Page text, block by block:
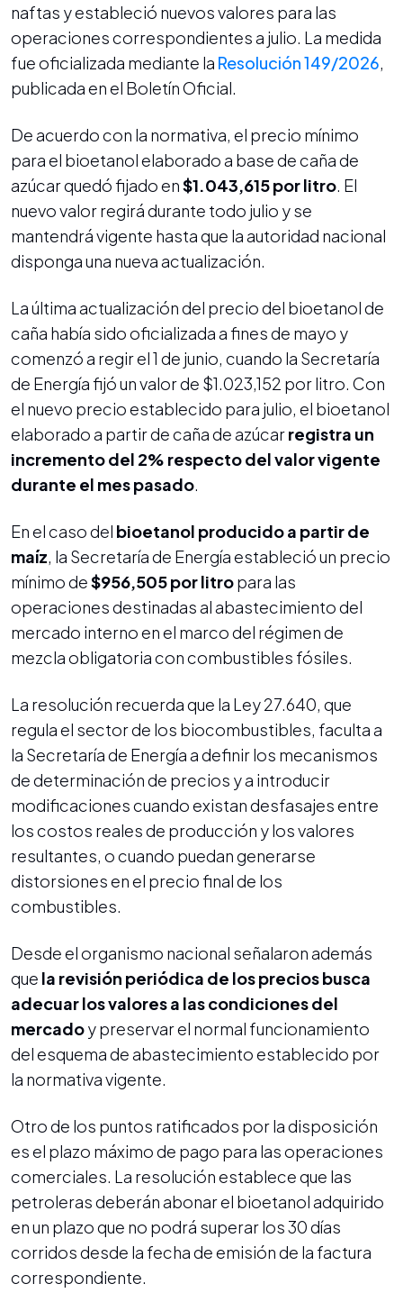
naftas y estableció nuevos valores para las
operaciones correspondientes a julio. La medida
fue oficializada mediante la Resolución 149/2026,
publicada en el Boletín Oficial.
De acuerdo con la normativa, el precio mínimo
para el bioetanol elaborado a base de caña de
azúcar quedó fijado en$1.043,615 por litro. El
nuevo valor regirá durante todo julio y se
mantendrá vigente hasta que la autoridad nacional
disponga una nueva actualización.
La última actualización del precio del bioetanol de
caña había sido oficializada a fines de mayo y
comenzó a regir el 1 de junio, cuando la Secretaría
de Energía fijó un valor de $1.023,152 por litro. Con
el nuevo precio establecido para julio, el bioetanol
elaborado a partir de caña de azúcarregistra un
incremento del 2% respecto del valor vigente
durante el mes pasado.
En el caso del bioetanol producido a partir de
maíz, la Secretaría de Energía estableció un precio
mínimo de$956,505 por litropara las
operaciones destinadas al abastecimiento del
mercado interno en el marco del régimen de
mezcla obligatoria con combustibles fósiles.
La resolución recuerda que la Ley 27.640, que
regula el sector de los biocombustibles, faculta a
la Secretaría de Energía a definir los mecanismos
de determinación de precios y a introducir
modificaciones cuando existan desfasajes entre
los costos reales de producción y los valores
resultantes, o cuando puedan generarse
distorsiones en el precio final de los
combustibles.
Desde el organismo nacional señalaron además
que la revisión periódica de los precios busca
adecuar los valores a las condiciones del
mercadoy preservar el normal funcionamiento
del esquema de abastecimiento establecido por
la normativa vigente.
Otro de los puntos ratificados por la disposición
es el plazo máximo de pago para las operaciones
comerciales. La resolución establece que las
petroleras deberán abonar el bioetanol adquirido
en un plazo que no podrá superar los 30 días
corridos desde la fecha de emisión de la factura
correspondiente.